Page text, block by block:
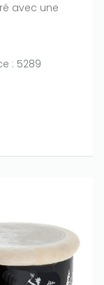
avec une
: 5289